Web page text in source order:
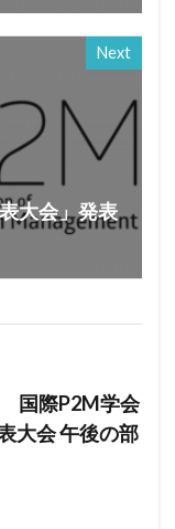
Next
大会」発表
国際P2M学会
大会 午後の部